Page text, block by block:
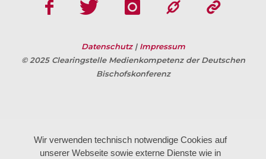
Datenschutz | Impressum
© 2025 Clearingstelle Medienkompetenz der Deutschen
Bischofskonferenz
Wir verwenden technisch notwendige Cookies auf
unserer Webseite sowie externe Dienste wie in